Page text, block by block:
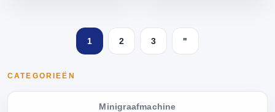
CATEGORIEËN
Minigraafmachine
1 2 3 "